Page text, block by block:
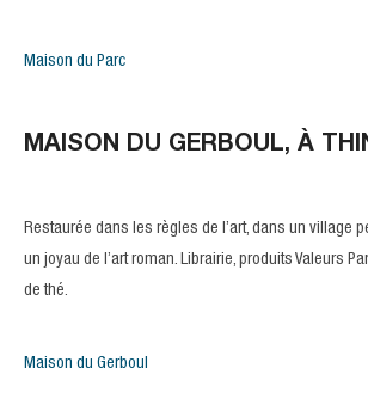
Maison du Parc
MAISON DU GERBOUL, À
Restaurée dans les règles de l’art, dans un village
un joyau de l’art roman. Librairie, produits Valeurs
de thé.
Maison du Gerboul